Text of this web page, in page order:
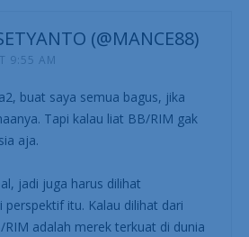
(@MANCE88)
9:55 AM
buat saya semua bagus, jika
Tapi kalau liat BB/RIM gak
aja.
jadi juga harus dilihat
itu. Kalau dilihat dari
adalah merek terkuat di dunia